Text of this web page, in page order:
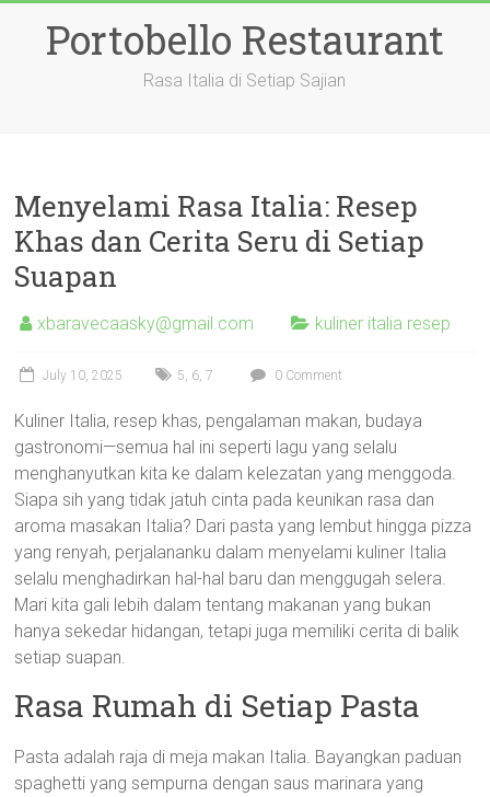
contentPortobello Restaurant
Rasa Italia di Setiap Sajian
Menyelami Rasa Italia: Resep
Khas dan Cerita Seru di Setiap
Suapan
xbaravecaasky@gmail.com kuliner italia resep
July 10, 2025 5, 6,7 0 Comment
Kuliner Italia, resep khas, pengalaman makan, budaya
gastronomi—semua hal ini seperti lagu yang selalu
menghanyutkan kita ke dalam kelezatan yang menggoda.
Siapa sih yang tidak jatuh cinta pada keunikan rasa dan
aroma masakan Italia? Dari pasta yang lembut hingga pizza
yang renyah, perjalananku dalam menyelami kuliner Italia
selalu menghadirkan hal-hal baru dan menggugah selera.
Mari kita gali lebih dalam tentang makanan yang bukan
hanya sekedar hidangan, tetapi juga memiliki cerita di balik
setiap suapan.
Rasa Rumah di Setiap Pasta
Pasta adalah raja di meja makan Italia. Bayangkan paduan
spaghetti yang sempurna dengan saus marinara yang